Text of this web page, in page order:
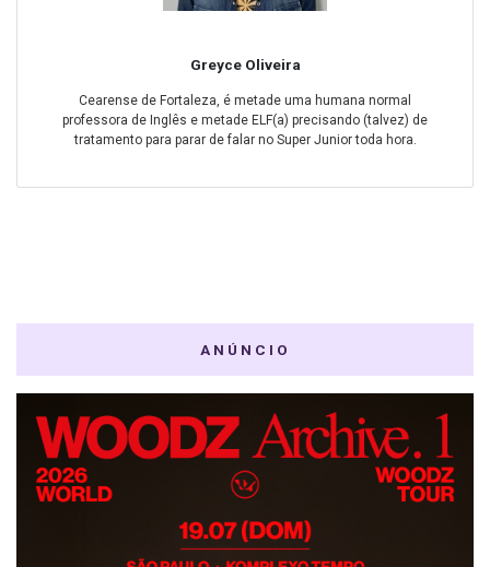
Greyce Oliveira
Cearense de Fortaleza, é metade uma humana normal
professora de Inglês e metade ELF(a) precisando (talvez) de
tratamento para parar de falar no Super Junior toda hora.
ANÚNCIO